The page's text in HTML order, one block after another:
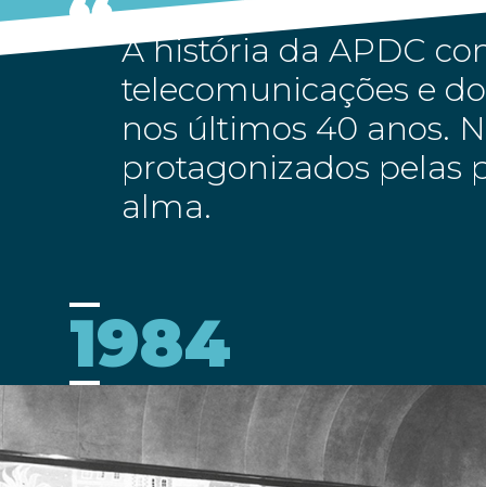
A história da APDC
telecomunicações e
nos últimos 40 anos.
protagonizados pelas
alma.
1984